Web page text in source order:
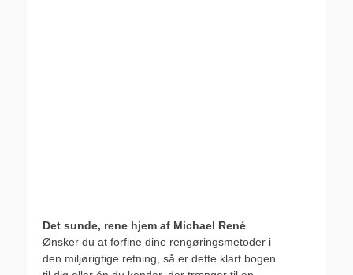
Det sunde, rene hjem af Michael René
Ønsker du at forfine dine rengøringsmetoder i
den miljørigtige retning, så er dette klart bogen